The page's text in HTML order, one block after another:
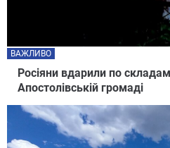
Росіяни вдарили по
Апостолівській громаді
ВАЖЛИВО